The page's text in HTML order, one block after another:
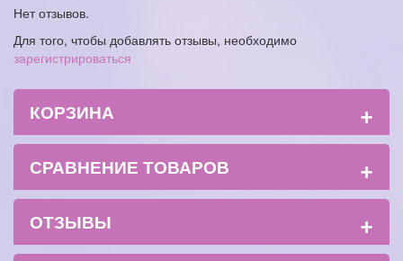
Нет отзывов.
Для того, чтобы добавлять отзывы, необходимо
зарегистрироваться
КОРЗИНА +
СРАВНЕНИЕ ТОВАРОВ +
ОТЗЫВЫ +